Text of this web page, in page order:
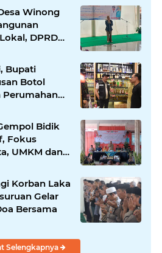
Winong
DPRD
Bupati
Botol
Perumahan
Bidik
Fokus
UMKM dan
Korban Laka
Gelar
Bersama
Selengkapnya